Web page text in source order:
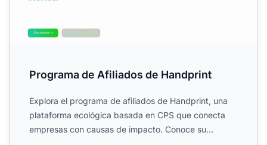
Programa de Afiliados de Handprint
Explora el programa de afiliados de Handprint, una
plataforma ecológica basada en CPS que conecta
empresas con causas de impacto. Conoce su